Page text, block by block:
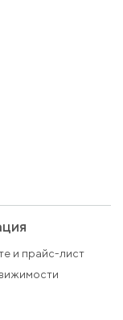
и прайс-лист